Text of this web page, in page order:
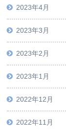
2023年4月
2023年3月
2023年2月
2023年1月
2022年12月
2022年11月